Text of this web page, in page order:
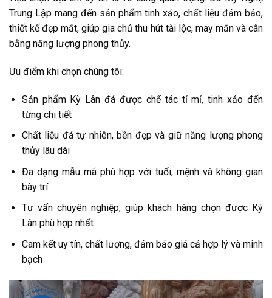
Trung Lập mang đến sản phẩm tinh xảo, chất liệu đảm bảo,
thiết kế đẹp mắt, giúp gia chủ thu hút tài lộc, may mắn và cân
bằng năng lượng phong thủy.
Ưu điểm khi chọn chúng tôi:
Sản phẩm Kỳ Lân đá được chế tác tỉ mỉ, tinh xảo đến
từng chi tiết
Chất liệu đá tự nhiên, bền đẹp và giữ năng lượng phong
thủy lâu dài
Đa dạng mẫu mã phù hợp với tuổi, mệnh và không gian
bày trí
Tư vấn chuyên nghiệp, giúp khách hàng chọn được Kỳ
Lân phù hợp nhất
Cam kết uy tín, chất lượng, đảm bảo giá cả hợp lý và minh
bạch